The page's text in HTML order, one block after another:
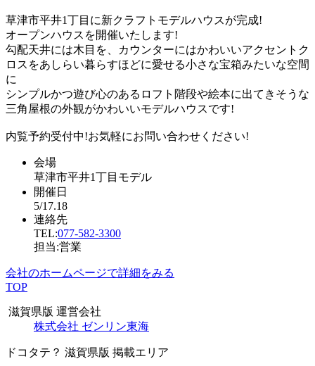
草津市平井1丁目に新クラフトモデルハウスが完成!
オープンハウスを開催いたします!
勾配天井には木目を、カウンターにはかわいいアクセントク
ロスをあしらい暮らすほどに愛せる小さな宝箱みたいな空間
に
シンプルかつ遊び心のあるロフト階段や絵本に出てきそうな
三角屋根の外観がかわいいモデルハウスです!
内覧予約受付中!お気軽にお問い合わせください!
会場
草津市平井1丁目モデル
開催日
5/17.18
連絡先
TEL:077-582-3300
担当:営業
会社のホームページで詳細をみる
TOP
滋賀県版 運営会社
株式会社 ゼンリン東海
ドコタテ？ 滋賀県版 掲載エリア